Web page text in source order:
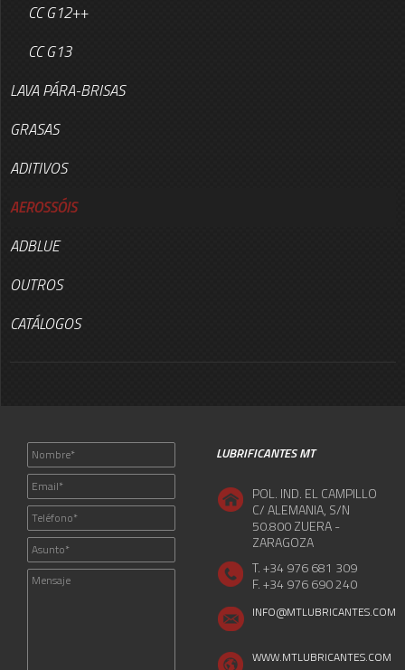
CC G12++
CC G13
LAVA PÁRA-BRISAS
GRASAS
ADITIVOS
AEROSSÓIS
ADBLUE
OUTROS
CATÁLOGOS
LUBRIFICANTES MT
POL. IND. EL CAMPILLO
C/ ALEMANIA, S/N
50.800 ZUERA -
ZARAGOZA
T. +34 976 681 309
F. +34 976 690 240
INFO@MTLUBRICANTES.COM
WWW.MTLUBRICANTES.COM